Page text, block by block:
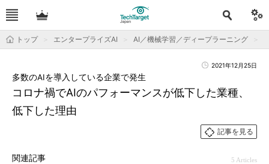
トップ エンタープライズAI AI／機械学習／ディープラーニング
2021年12月25日
コロナ禍でAIのパフォーマンスが低下した業種、
低下した理由
多数のAIを導入している企業で発生
記事を見る
関連記事 5 Articles